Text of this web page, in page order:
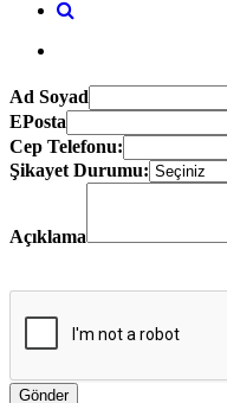
Ad Soyad
EPosta
Cep Telefonu:
Şikayet Durumu:
Açıklama